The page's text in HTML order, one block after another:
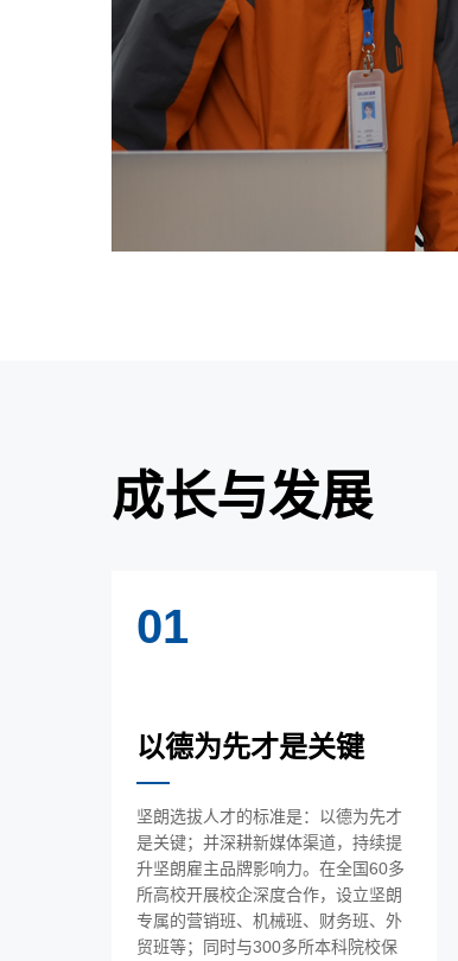
成长与发展
01
以德为先才是关键
坚朗选拔人才的标准是：以德为先才
是关键；并深耕新媒体渠道，持续提
升坚朗雇主品牌影响力。在全国60多
所高校开展校企深度合作，设立坚朗
专属的营销班、机械班、财务班、外
贸班等；同时与300多所本科院校保